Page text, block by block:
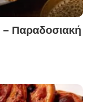
– Παραδοσιακή